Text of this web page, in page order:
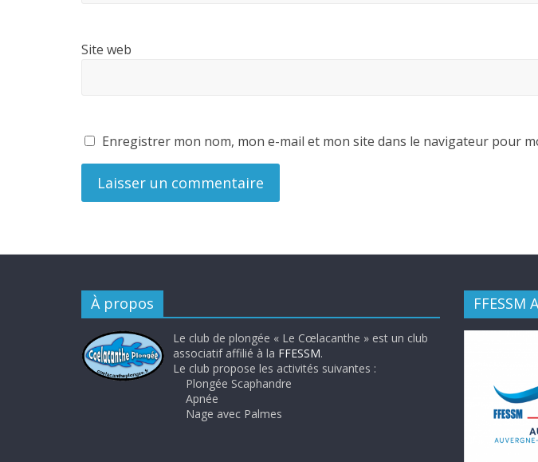
Site web
Enregistrer mon nom, mon e-mail et mon site dans le navigateur pour
À propos
Le club de plongée « Le Cœlacanthe » est un club
associatif affilié à la FFESSM.
Le club propose les activités suivantes :
Plongée Scaphandre
Apnée
Nage avec Palmes
FFESSM